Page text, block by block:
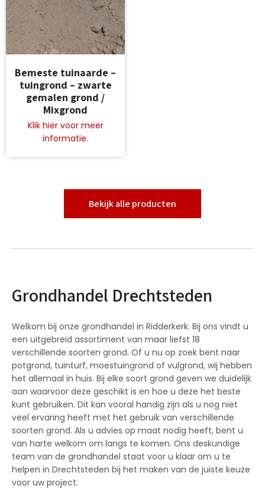
product
heeft
meerdere
productpagina
Bemeste tuinaarde –
tuingrond – zwarte
gemalen grond /
Mixgrond
Bekijk alle producten
Grondhandel Drechtsteden
Welkom bij onze grondhandel in Ridderkerk. Bij ons vindt u
een uitgebreid assortiment van maar liefst 18
verschillende soorten grond. Of u nu op zoek bent naar
potgrond, tuinturf, moestuingrond of vulgrond, wij hebben
het allemaal in huis. Bij elke soort grond geven we duidelijk
aan waarvoor deze geschikt is en hoe u deze het beste
kunt gebruiken. Dit kan vooral handig zijn als u nog niet
veel ervaring heeft met het gebruik van verschillende
soorten grond. Als u advies op maat nodig heeft, bent u
van harte welkom om langs te komen. Ons deskundige
team van de grondhandel staat voor u klaar om u te
helpen in Drechtsteden bij het maken van de juiste keuze
voor uw project.